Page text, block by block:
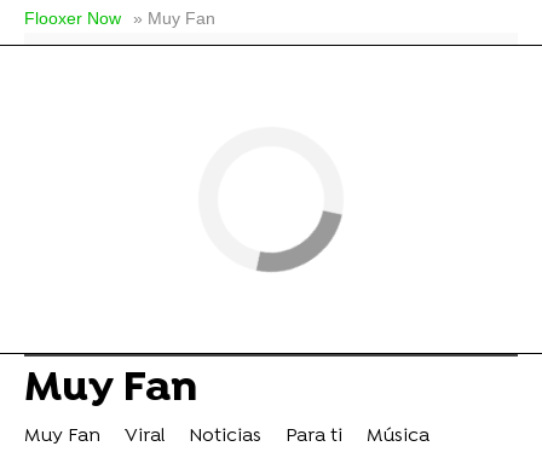
Flooxer Now » Muy Fan
Muy Fan
Muy Fan Viral Noticias Para ti
Música